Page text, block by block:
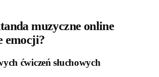
muzyczne online
emocji?
ćwiczeń słuchowych